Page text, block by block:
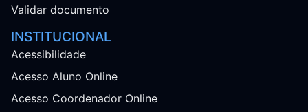
Validar documento
INSTITUCIONAL
Acessibilidade
Acesso Aluno Online
Acesso Coordenador Online